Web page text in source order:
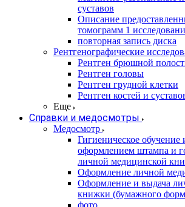
суставов
Описание
томограмм 1
повторная запись диска
Рентгенографические
Рентген брюшной
Рентген головы
Рентген грудной клетки
Рентген костей и
Еще
Справки и медосмотры
Медосмотр
Гигиеническое обучение
оформлением штампа и
личной медицинской
Оформление личной
Оформление и выдача
книжки (бумажного
фото